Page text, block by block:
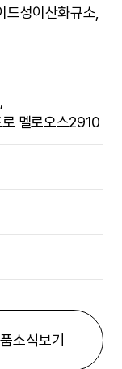
드성이산화규소,
멜로오스2910
소식보기